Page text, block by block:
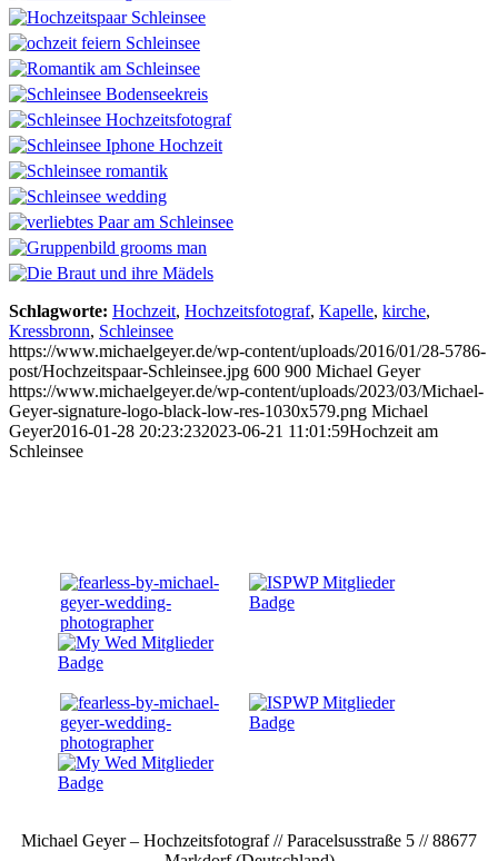
Schlagworte: Hochzeit, Hochzeitsfotograf, Kapelle, kirche,
Kressbronn, Schleinsee
https://www.michaelgeyer.de/wp-content/uploads/2016/01/28-5786-
post/Hochzeitspaar-Schleinsee.jpg 600 900 Michael Geyer
https://www.michaelgeyer.de/wp-content/uploads/2023/03/Michael-
Geyer-signature-logo-black-low-res-1030x579.png Michael
Geyer2016-01-28 20:23:232023-06-21 11:01:59Hochzeit am
Schleinsee
Michael Geyer – Hochzeitsfotograf // Paracelsusstraße 5 // 88677